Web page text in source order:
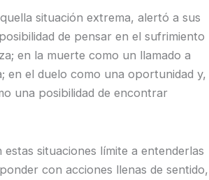
situación extrema, alertó a sus
de pensar en el sufrimiento
en la muerte como un llamado a
en el duelo como una oportunidad y,
una posibilidad de encontrar
situaciones límite a entenderlas
con acciones llenas de sentido,